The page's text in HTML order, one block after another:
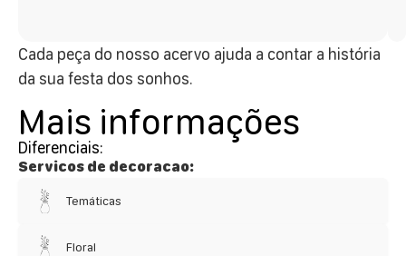
Cada peça do nosso acervo ajuda a contar a história
da sua festa dos sonhos.
Mais informações
Diferenciais:
Servicos de decoracao:
Temáticas
Floral